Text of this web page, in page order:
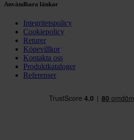
Användbara länkar
Integritetspolicy
Cookiepolicy
Returer
Köpevillkor
Kontakta oss
Produktkataloger
Referenser